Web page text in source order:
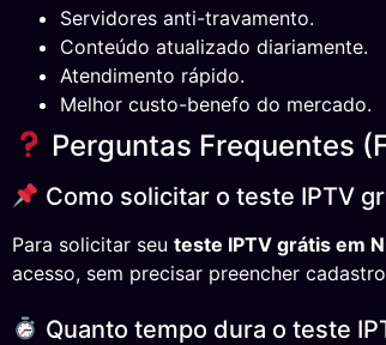
Servidores anti-travamento.
Conteúdo atualizado diariamente.
Atendimento rápido.
Melhor custo-benefo do mercado.
Perguntas Frequentes
Como solicitar o teste IPTV
Para solicitar seu teste IPTV grátis em
acesso, sem precisar preencher
Quanto tempo dura o teste